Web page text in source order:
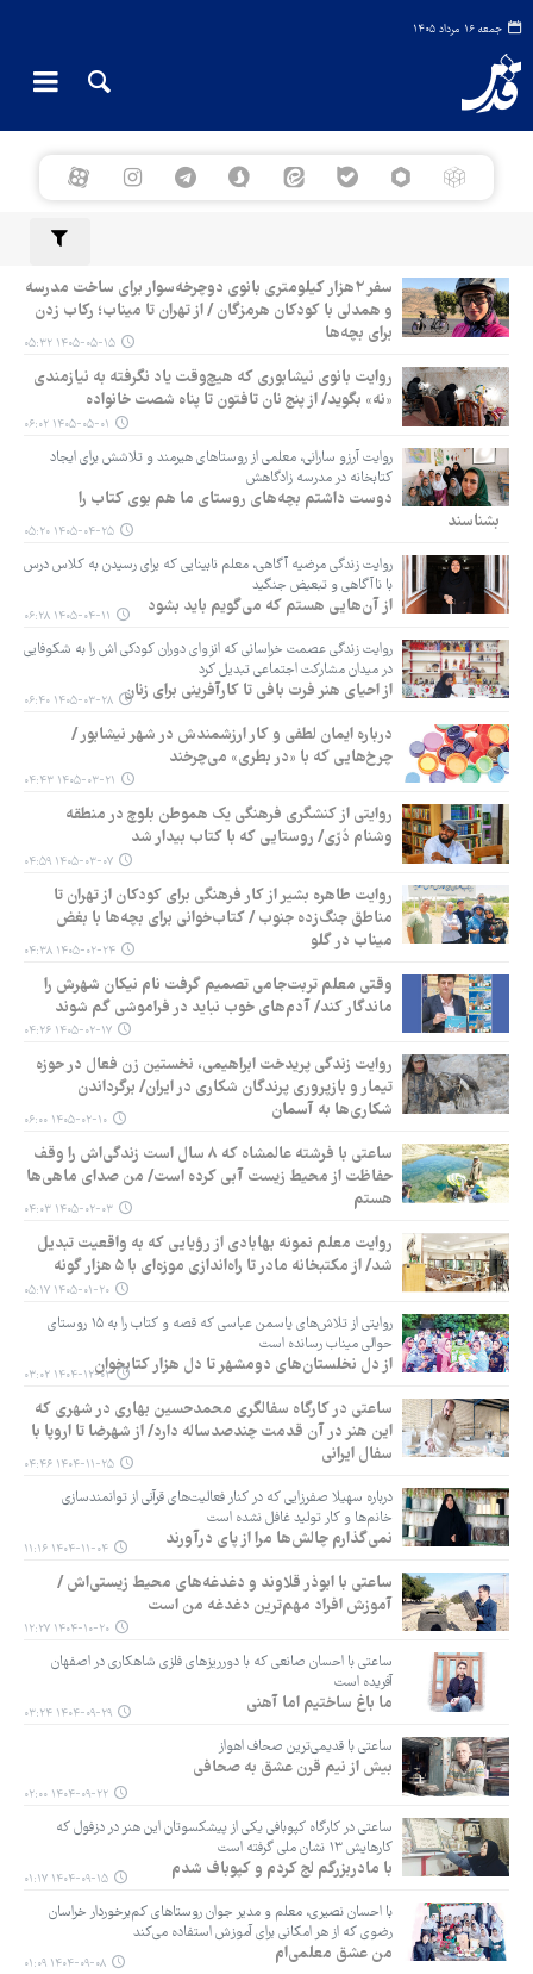
جمعه ۱۶ مرداد ۱۴۰۵
سفر ۲هزار کیلومتری بانوی دوچرخه‌سوار برای ساخت مدرسه
و همدلی با کودکان هرمزگان / از تهران تا میناب؛ رکاب‌ زدن
برای بچه‌ها
۱۴۰۵-۰۵-۱۵ ۰۵:۳۲
روایت بانوی نیشابوری که هیچ‌وقت یاد نگرفته به نیازمندی
«نه» بگوید/ از پنج نان تافتون تا پناه شصت خانواده
۱۴۰۵-۰۵-۰۱ ۰۶:۰۲
روایت آرزو سارانی، معلمی از روستاهای هیرمند و تلاشش برای ایجاد
کتابخانه در مدرسه زادگاهش
دوست داشتم بچه‌های روستای ما هم بوی کتاب را
بشناسند
۱۴۰۵-۰۴-۲۵ ۰۵:۲۰
روایت زندگی مرضیه آگاهی، معلم نابینایی که برای رسیدن به کلاس درس
با ناآگاهی و تبعیض جنگید
از آن‌هایی هستم که می‌گویم باید بشود ۱۴۰۵-۰۴-۱۱ ۰۶:۲۸
روایت زندگی عصمت خراسانی که انزوای دوران کودکی اش را به شکوفایی
در میدان مشارکت اجتماعی تبدیل کرد
از احیای هنر فرت بافی تا کارآفرینی برای زنان ۱۴۰۵-۰۳-۲۸ ۰۶:۴۰
درباره ایمان لطفی و کار ارزشمندش در شهر نیشابور /
چرخ‌هایی که با «در بطری» می‌چرخند
۱۴۰۵-۰۳-۲۱ ۰۴:۴۳
روایتی از کنشگری فرهنگی یک هموطن بلوچ در منطقه
وشنام دُرّی/ روستایی که با کتاب بیدار شد
۱۴۰۵-۰۳-۰۷ ۰۴:۵۹
روایت طاهره بشیر از کار فرهنگی برای کودکان از تهران تا
مناطق جنگ‌زده جنوب / کتاب‌خوانی برای بچه‌ها با بغض
میناب در گلو
۱۴۰۵-۰۲-۲۴ ۰۴:۳۸
وقتی معلم تربت‌جامی تصمیم گرفت نام نیکان شهرش را
ماندگار کند/ آدم‌های خوب نباید در فراموشی گم شوند
۱۴۰۵-۰۲-۱۷ ۰۴:۲۶
روایت زندگی پریدخت ابراهیمی، نخستین زن فعال در حوزه
تیمار و بازپروری پرندگان شکاری در ایران/ برگرداندن
شکاری‌ها به آسمان
۱۴۰۵-۰۲-۱۰ ۰۶:۰۰
ساعتی با فرشته عالمشاه که ۸ سال است زندگی‌اش را وقف
حفاظت از محیط زیست آبی کرده است/ من صدای ماهی‌ها
هستم
۱۴۰۵-۰۲-۰۳ ۰۴:۰۳
روایت معلم نمونه بهابادی از رؤیایی که به واقعیت تبدیل
شد/ از مکتبخانه مادر تا راه‌اندازی موزه‌ای با ۵ هزار گونه
۱۴۰۵-۰۱-۲۰ ۰۵:۱۷
روایتی از تلاش‌های یاسمن عباسی که قصه و کتاب را به ۱۵ روستای
حوالی میناب رسانده است
از دل نخلستان‌های دومشهر تا دل هزار کتابخوان۱۴۰۴-۱۲-۰۲ ۰۳:۰۲
ساعتی در کارگاه سفالگری محمدحسین بهاری در شهری که
این هنر در آن قدمت چندصدساله دارد/ از شهرضا تا اروپا با
سفال ایرانی
۱۴۰۴-۱۱-۲۵ ۰۴:۴۶
درباره سهیلا صفرزایی که در کنار فعالیت‌های قرآنی از توانمندسازی
خانم‌ها و کار تولید غافل نشده است
نمی‌گذارم چالش‌ها مرا از پای درآورند ۱۴۰۴-۱۱-۰۴ ۱۱:۱۶
ساعتی با ابوذر قلاوند و دغدغه‌های محیط زیستی‌اش /
آموزش افراد مهم‌ترین دغدغه‌ من است
۱۴۰۴-۱۰-۲۰ ۱۲:۲۷
ساعتی با احسان صانعی که با دورریزهای فلزی شاهکاری در اصفهان
آفریده است
ما باغ ساختیم اما آهنی ۱۴۰۴-۰۹-۲۹ ۰۳:۲۴
ساعتی با قدیمی‌ترین صحاف اهواز
بیش از نیم قرن عشق به صحافی
۱۴۰۴-۰۹-۲۲ ۰۲:۰۰
ساعتی در کارگاه کپوبافی یکی از پیشکسوتان این هنر در دزفول که
کارهایش ۱۳ نشان ملی گرفته است
با مادربزرگم لج کردم و کپوباف شدم ۱۴۰۴-۰۹-۱۵ ۰۱:۱۷
با احسان نصیری، معلم و مدیر جوان روستاهای کم‌برخوردار خراسان
رضوی که از هر امکانی برای آموزش استفاده می‌کند
من عشق معلمی‌ام ۱۴۰۴-۰۹-۰۸ ۰۱:۰۹